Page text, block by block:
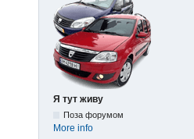
Я тут живу
Поза форумом
More info